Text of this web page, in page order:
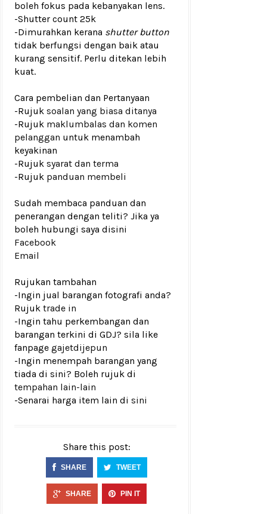
boleh fokus pada kebanyakan lens.
-Shutter count 25k
-Dimurahkan kerana shutter button
tidak berfungsi dengan baik atau
kurang sensitif. Perlu ditekan lebih
kuat.
Cara pembelian dan Pertanyaan
-Rujuk soalan yang biasa ditanya
-Rujuk maklumbalas dan komen
pelanggan untuk menambah
keyakinan
-Rujuk syarat dan terma
-Rujuk panduan membeli
Sudah membaca panduan dan
penerangan dengan teliti? Jika ya
boleh hubungi saya disini
Facebook
Email
Rujukan tambahan
-Ingin jual barangan fotografi anda?
Rujuk trade in
-Ingin tahu perkembangan dan
barangan terkini di GDJ? sila like
fanpage gajetdijepun
-Ingin menempah barangan yang
tiada di sini? Boleh rujuk di
tempahan lain-lain
-Senarai harga item lain di sini
Share this post:
SHARE TWEET
SHARE PIN IT